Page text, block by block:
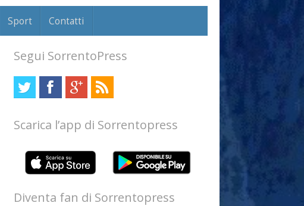
Sport Contatti
Segui SorrentoPress
Scarica l’app di Sorrentopress
Diventa fan di Sorrentopress